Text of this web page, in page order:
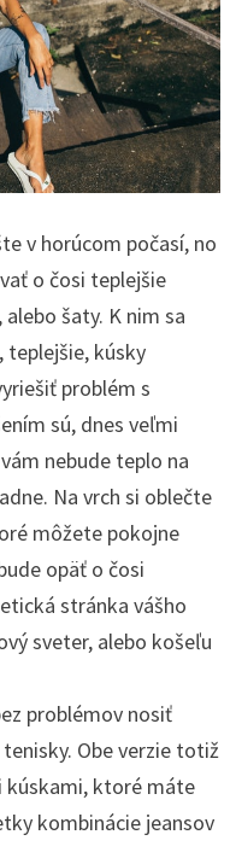
v horúcom počasí, no
o čosi teplejšie
šaty. K nim sa
kúsky
problém s
sú, dnes veľmi
nebude teplo na
Na vrch si oblečte
môžete pokojne
opäť o čosi
stránka vášho
sveter, alebo košeľu
problémov nosiť
Obe verzie totiž
kúskami, ktoré máte
kombinácie jeansov